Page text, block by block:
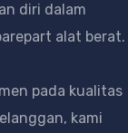
diri dalam
alat berat.
pada kualitas
kami